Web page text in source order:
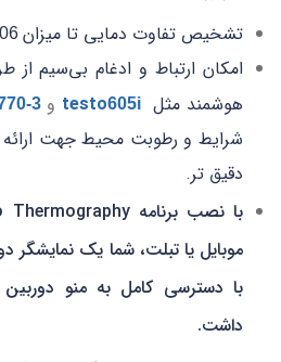
تشخیص تفاوت دمایی تا میزان
امکان ارتباط و ادغام بی‌سیم از
هوشمند مثل
testo605i و3
شرایط و رطوبت محیط جهت
دقیق تر.
موبایل یا تبلت، شما یک نمایشگر
با دسترسی کامل به منو
داشت.